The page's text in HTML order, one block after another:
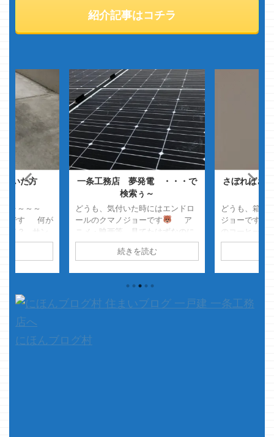
紹介記事はコチラ
といた方
ォ～～～
ーです 何が
て？ サン
スプレゼン
トーマスグ
そして、先
タさんが持
一条工務店 夢発電 ・・・で
検索ぅ～
どうも、気付いた時にはエンドロ
ールのクマノジョーです
ア
ニメ・映画等、見てたはずなのに
瞬きしたらエンドロール・・・
・・・・・あるあるっ！！
クマノジョーは
過去に何度も検索しました
一
続きを読む
さぼればさ
どうも、箱買
ジョーです
のコーヒーは
リューが大好
吸い込まれ
にほんブログ村